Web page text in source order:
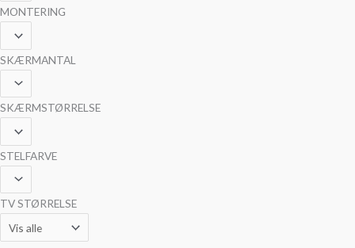
MONTERING
SKÆRMANTAL
SKÆRMSTØRRELSE
STELFARVE
TV STØRRELSE